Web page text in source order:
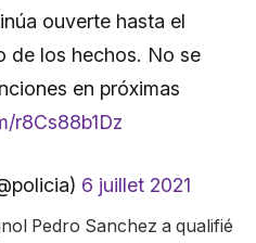
ouverte hasta el
de los hechos. No se
en próximas
r8Cs88b1Dz
6 juillet 2021
Pedro Sanchez a qualifié